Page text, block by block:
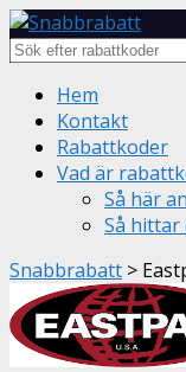
Skip
content
Hem
Kontakt
Rabattkoder
Vad är
Så här
Så hittar
Snabbrabatt >